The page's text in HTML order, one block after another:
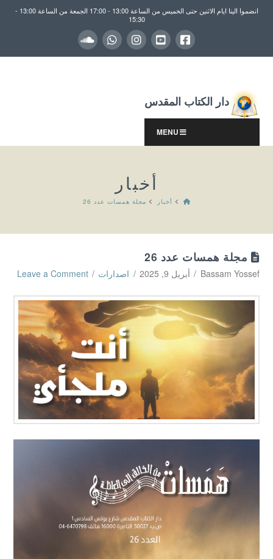
انضموا الينا ايام الاثنين حتى الخميس من الساعة 13:00 - 17:00 الجمعة من الساعة 13:00 -
15:30
دار الكتاب المقدس
MENU
أخبار
HOMEأخبار مجلة همسات عدد 26
مجلة همسات عدد 26
Bassam Yossef أبريل 9, 2025 اصدارات Leave a Comment